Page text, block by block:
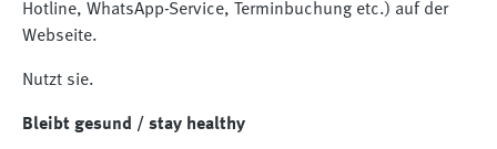
Hotline, WhatsApp-Service, Terminbuchung etc.) auf der
Webseite.
Nutzt sie.
Bleibt gesund / stay healthy